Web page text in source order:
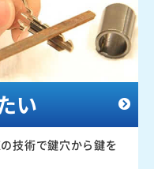
い
技術で鍵穴から鍵を